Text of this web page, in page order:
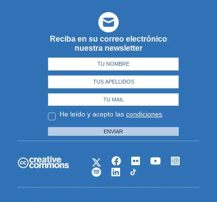
Reciba en su correo electrónico
nuestra newsletter
He leído y acepto las condiciones
ENVIAR